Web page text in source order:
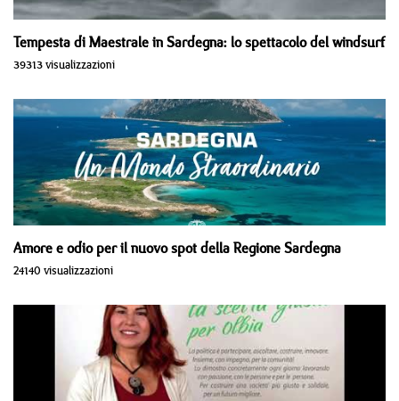
Tempesta di Maestrale in Sardegna: lo spettacolo del windsurf
39313 visualizzazioni
Amore e odio per il nuovo spot della Regione Sardegna
24140 visualizzazioni